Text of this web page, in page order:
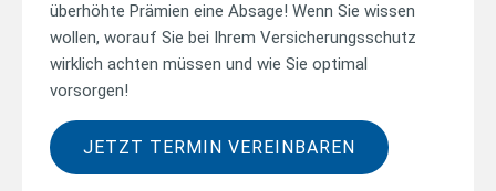
überhöhte Prämien eine Absage! Wenn Sie wissen
wollen, worauf Sie bei Ihrem Versicherungsschutz
wirklich achten müssen und wie Sie optimal
vorsorgen!
JETZT TERMIN VEREINBAREN (ÖFFNET IN